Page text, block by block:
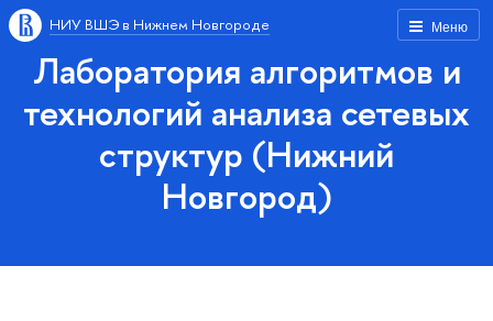
Меню
НИУ ВШЭ в Нижнем Новгороде
Лаборатория алгоритмов и
технологий анализа сетевых
структур (Нижний
Новгород)